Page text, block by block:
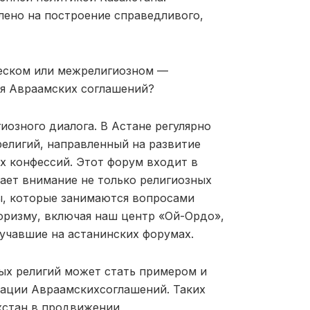
на построение справедливого,
или межрелигиозном —
Авраамских соглашений?
диалога. В Астане регулярно
, направленный на развитие
конфессий. Этот форум входит в
внимание не только религиозных
которые занимаются вопросами
включая наш центр «Ой-Ордо»,
на астанинских форумах.
религий может стать примером и
Авраамскихсоглашений. Таких
в продвижении